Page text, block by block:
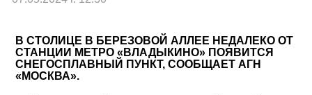
В СТОЛИЦЕ В БЕРЕЗОВОЙ АЛЛЕЕ НЕДАЛЕКО ОТ
СТАНЦИИ МЕТРО «ВЛАДЫКИНО» ПОЯВИТСЯ
СНЕГОСПЛАВНЫЙ ПУНКТ, СООБЩАЕТ АГН
«МОСКВА».